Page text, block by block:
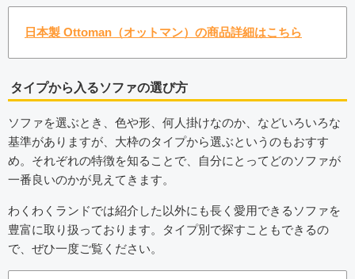
日本製 Ottoman（オットマン）の商品詳細はこちら
タイプから入るソファの選び方
ソファを選ぶとき、色や形、何人掛けなのか、などいろいろな
基準がありますが、大枠のタイプから選ぶというのもおすす
め。それぞれの特徴を知ることで、自分にとってどのソファが
一番良いのかが見えてきます。
わくわくランドでは紹介した以外にも長く愛用できるソファを
豊富に取り扱っております。タイプ別で探すこともできるの
で、ぜひ一度ご覧ください。